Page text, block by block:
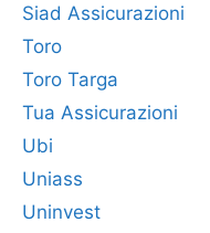
Siad Assicurazioni
Toro
Toro Targa
Tua Assicurazioni
Ubi
Uniass
Uninvest